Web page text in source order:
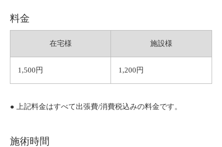
料金
在宅様 施設様
1,500円 1,200円
● 上記料金はすべて出張費/消費税込みの料金です。
施術時間